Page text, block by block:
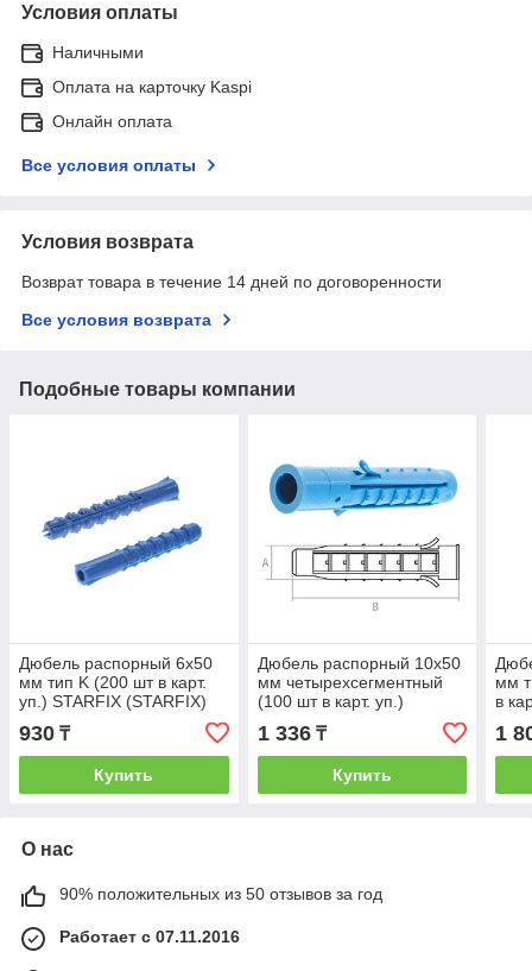
Условия оплаты
Наличными
Оплата на карточку Kaspi
Онлайн оплата
Все условия оплаты
Условия возврата
Возврат товара в течение 14 дней по договоренности
Все условия возврата
Подобные товары компании
Дюбель распорный 6х50
мм тип K (200 шт в карт.
уп.) STARFIX (STARFIX)
(SMC3-41772-200)
930 ₸
Купить
Дюбель распорный 10х50
мм четырехсегментный
(100 шт в карт. уп.)
STARFIX (STARFIX)
(SMC3-46335-100)
1 336₸
Купить
мм
в
100)
1
О нас
90% положительных из 50 отзывов за год
Работает с 07.11.2016